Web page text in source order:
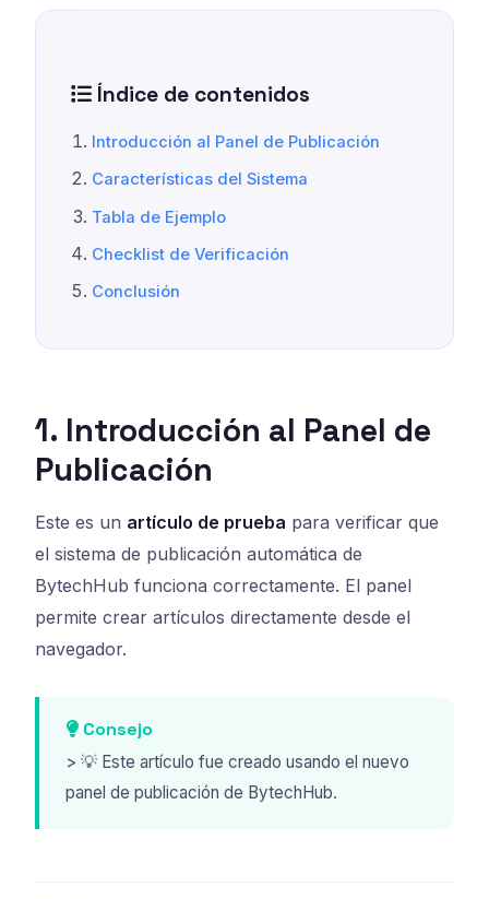
Índice de contenidos
Introducción al Panel de Publicación
Características del Sistema
Tabla de Ejemplo
Checklist de Verificación
Conclusión
1. Introducción al Panel de
Publicación
Este es un artículo de prueba para verificar que
el sistema de publicación automática de
BytechHub funciona correctamente. El panel
permite crear artículos directamente desde el
navegador.
Consejo
> 💡 Este artículo fue creado usando el nuevo
panel de publicación de BytechHub.